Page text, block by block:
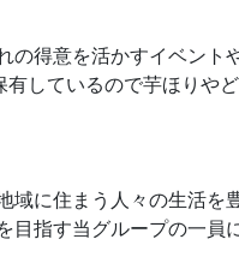
得意を活かすイベント
しているので芋ほりや
に住まう人々の生活を
指す当グループの一員